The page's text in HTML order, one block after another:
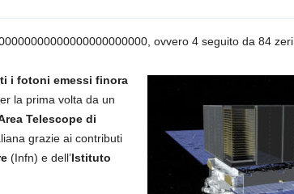
ovvero 4 seguito da 84 zeri.
i fotoni emessi finora
la prima volta da un
Telescope di
grazie ai contributi
(Infn) e dell’Istituto